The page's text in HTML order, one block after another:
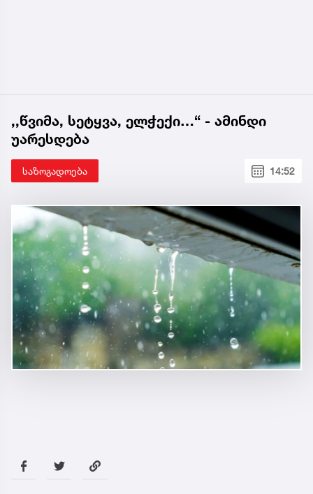
,,წვიმა, სეტყვა, ელჭექი…“ - ამინდი
უარესდება
საზოგადოება 14:52